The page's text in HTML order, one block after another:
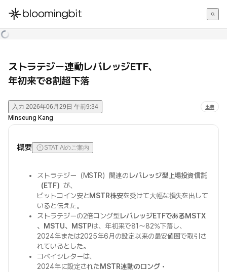
한국어
ストラテジー連動レバレッジETF、
年初来で8割超下落
入力 2026年06月29日 午前9:34 出典
Minseung Kang
概要 STAT AIのご案内
ストラテジー（MSTR）関連のレバレッジ型上場投資信託
（ETF） が、
ビットコイン安とMSTR株安を受けて大幅な損失を出して
いると伝えた。
ストラテジーの2倍ロング型レバレッジETFであるMSTX
、MSTU、MSTPは、年初来で81〜82%下落し、
2024年または2025年6月の設定以来の最安値圏で取引さ
れているとした。
コベイシレターは、
2024年に設定されたMSTR連動のロング・